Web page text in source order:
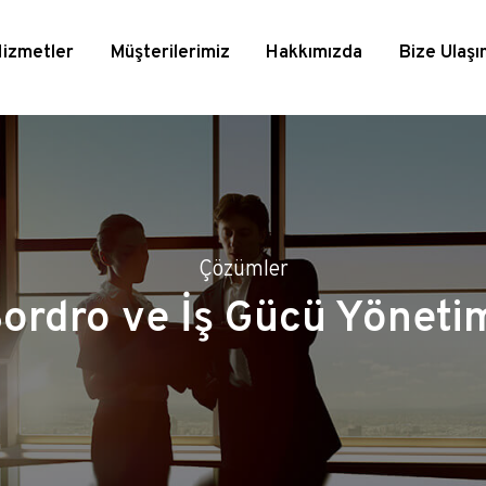
Hakkında Genel Özellikler HrWe
Yönetimi
Portal ve Mobil
Uygulama
Zaman Damgası
Hizmeti
Hukuk Bülteni Teşvik
Müşterilerimiz Hakkımızda Bize
Çözümler
ve İş Gücü